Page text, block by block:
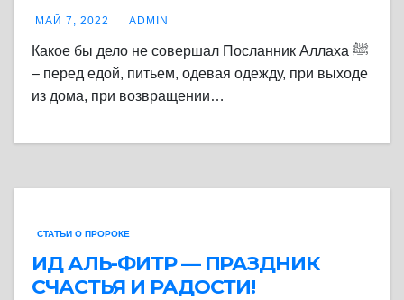
МАЙ 7, 2022 ADMIN
Какое бы дело не совершал Посланник Аллаха ﷺ
– перед едой, питьем, одевая одежду, при выходе
из дома, при возвращении…
СТАТЬИ О ПРОРОКЕ
ИД АЛЬ-ФИТР — ПРАЗДНИК
СЧАСТЬЯ И РАДОСТИ!